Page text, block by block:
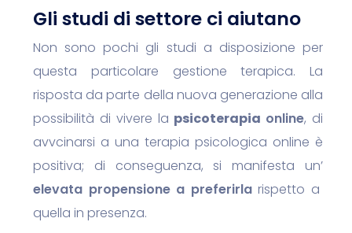
Gli studi di settore ci aiutano
Non sono pochi gli studi a disposizione per
questa particolare gestione terapica. La
risposta da parte della nuova generazione alla
possibilità di vivere la psicoterapia online, di
avvcinarsi a una terapia psicologica online è
positiva; di conseguenza, si manifesta un’
elevata propensione a preferirlarispetto a
quella in presenza.